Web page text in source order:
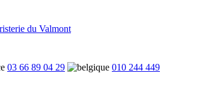
03 66 89 04 29
010 244 449